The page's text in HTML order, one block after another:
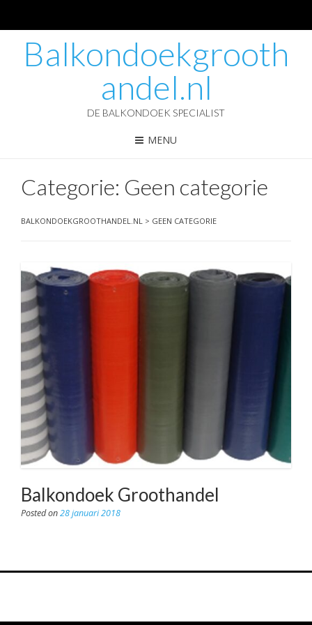
Balkondoekgrooth
andel.nl
DE BALKONDOEK SPECIALIST
MENU
Categorie: Geen categorie
BALKONDOEKGROOTHANDEL.NL > GEEN CATEGORIE
Balkondoek Groothandel
Posted on28 januari 2018